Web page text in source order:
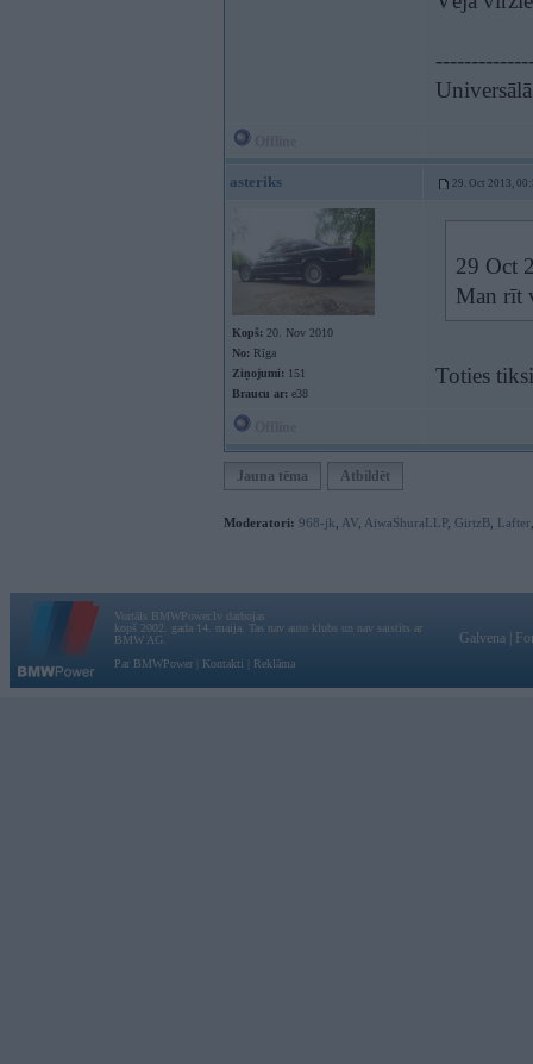
asteriks 29. Oct 2013,
Kopš: 20. Nov 2010
No: Rīga
Ziņojumi: 151
Braucu ar: e38
29 Oct
Man rīt
Toties
Jauna tēma Atbildēt
Moderatori: 968-jk AV AiwaShuraLLP, GirtzB Lafter
Vortāls BMWPower.lv darbojas
kopš 2002. gada 14. maija. Tas nav auto klubs un nav saistīts ar
BMW AG.
Par BMWPower
Kontakti Reklāma
Galvena